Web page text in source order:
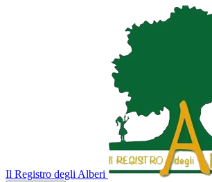
Il Registro degli Alberi